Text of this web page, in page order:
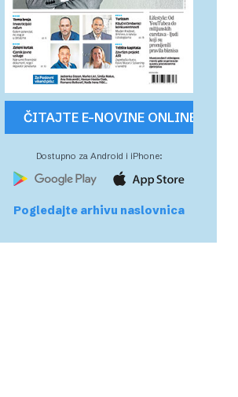
ČITAJTE E-NOVINE ONLINE
Dostupno za Android i iPhone:
Pogledajte arhivu naslovnica